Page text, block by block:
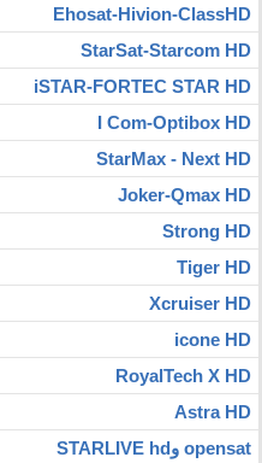
Ehosat-Hivion-ClassHD
StarSat-Starcom HD
iSTAR-FORTEC STAR HD
I Com-Optibox HD
StarMax - Next HD
Joker-Qmax HD
Strong HD
Tiger HD
Xcruiser HD
icone HD
RoyalTech X HD
Astra HD
opensat وSTARLIVE hd